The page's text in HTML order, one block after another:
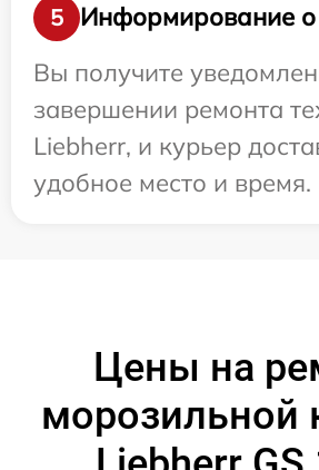
5
Информирование о
Вы получите
завершении ремонта
Liebherr, и курьер
удобное место и время.
Цены на
морозильной